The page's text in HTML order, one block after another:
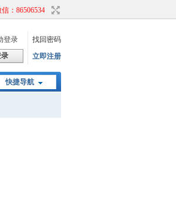
：86506534
登录
找回密码
立即注册
快捷导航